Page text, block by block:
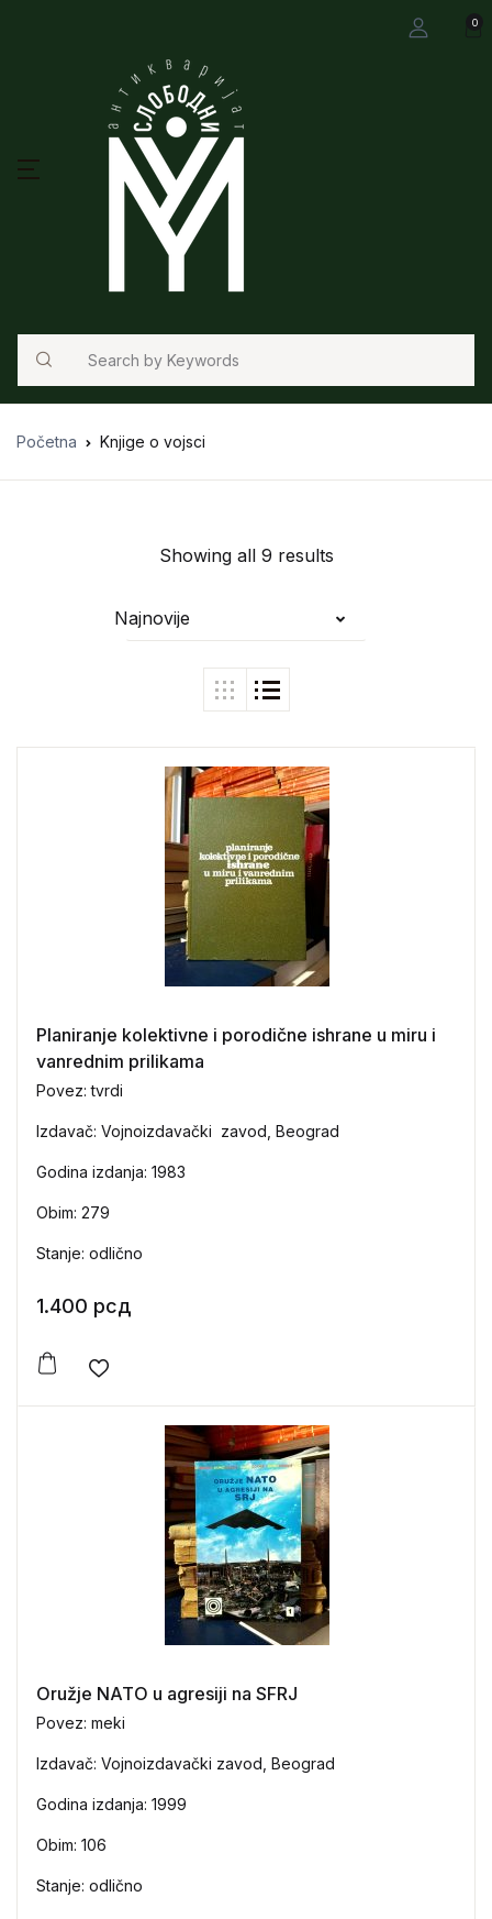
0
Search
Početna Knjige o vojsci
Showing all 9 results
Najnovije
Planiranje kolektivne i porodične ishrane u miru i
vanrednim prilikama
Povez: tvrdi
Izdavač: Vojnoizdavački zavod, Beograd
Godina izdanja: 1983
Obim: 279
Stanje: odlično
1.400 рсд
Add to wishlist
Oružje NATO u agresiji na SFRJ
Povez: meki
Izdavač: Vojnoizdavački zavod, Beograd
Godina izdanja: 1999
Obim: 106
Stanje: odlično